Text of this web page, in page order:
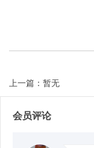
上一篇：暂无
会员评论